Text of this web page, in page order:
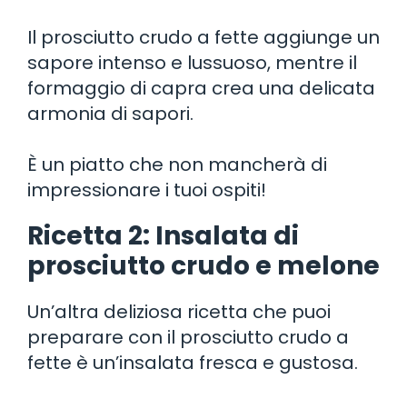
Il prosciutto crudo a fette aggiunge un
sapore intenso e lussuoso, mentre il
formaggio di capra crea una delicata
armonia di sapori.
È un piatto che non mancherà di
impressionare i tuoi ospiti!
Ricetta 2: Insalata di
prosciutto crudo e melone
Un’altra deliziosa ricetta che puoi
preparare con il prosciutto crudo a
fette è un’insalata fresca e gustosa.